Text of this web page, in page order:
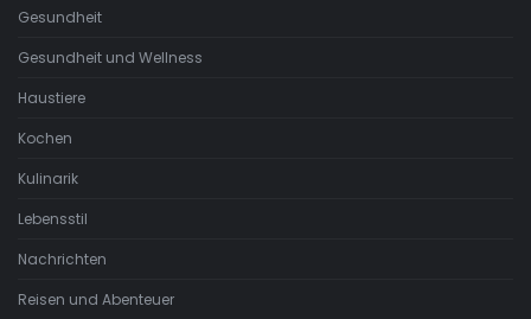
Gesundheit
Gesundheit und Wellness
Haustiere
Kochen
Kulinarik
Lebensstil
Nachrichten
Reisen und Abenteuer